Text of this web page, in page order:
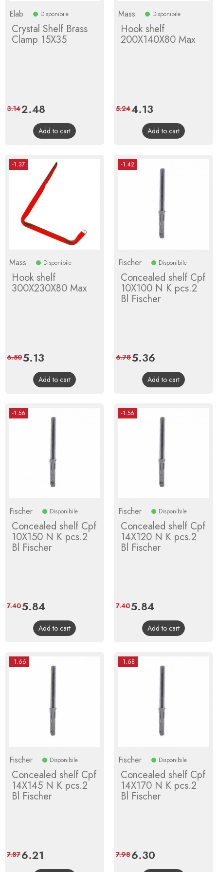
Elab Disponibile
Crystal Shelf Brass
Clamp 15X35
Price
2.48
price
3.14
Add to cart
Mass Disponibile
Hook shelf
200X140X80 Max
Price
4.13
price
5.24
Add to cart
-1.37
Mass Disponibile
Hook shelf
300X230X80 Max
Price
5.13
price
6.50
Add to cart
-1.42
Fischer Disponibile
Concealed shelf Cpf
10X100 N K pcs.2
Bl Fischer
Price
5.36
price
6.78
Add to cart
-1.56
Fischer Disponibile
Concealed shelf Cpf
10X150 N K pcs.2
Bl Fischer
Price
5.84Regular
price
7.40
Add to cart
-1.56
Fischer Disponibile
Concealed shelf Cpf
14X120 N K pcs.2
Bl Fischer
Price
5.84Regular
price
7.40
Add to cart
-1.66
Fischer Disponibile
Concealed shelf Cpf
14X145 N K pcs.2
Bl Fischer
Price
6.21
price
7.87
-1.68
Fischer Disponibile
Concealed shelf Cpf
14X170 N K pcs.2
Bl Fischer
Price
6.30
price
7.98